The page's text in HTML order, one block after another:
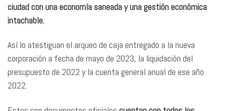
ciudad con una economía saneada y una gestión económica
intachable.
Así lo atestiguan el arqueo de caja entregado a la nueva
corporación a fecha de mayo de 2023, la liquidación del
presupuesto de 2022 y la cuenta general anual de ese año
2022.